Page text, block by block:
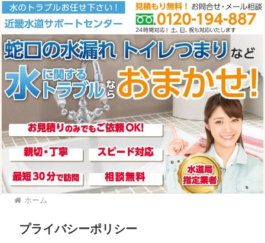
ホーム
プライバシーポリシー